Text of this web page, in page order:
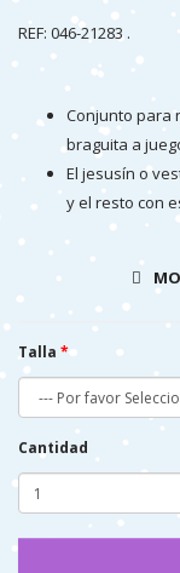
REF: 046-21283 .
Conjunto para
braguita a
El jesusín o
y el resto con
Este tipo de
Es una prenda
Prenda
Talla
Cantidad